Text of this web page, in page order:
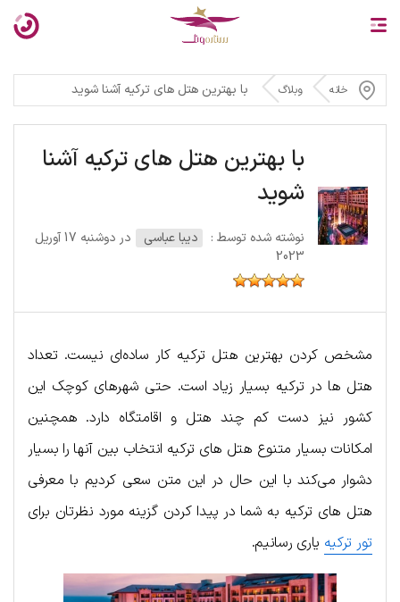
خانه وبلاگ با بهترین هتل های ترکیه آشنا شوید
با بهترین هتل های ترکیه آشنا
شوید
نوشته شده توسط : دیبا عباسی
در دوشنبه 17 آوریل
2023
مشخص کردن بهترین هتل ترکیه کار ساده‌ای نیست. تعداد
هتل ها در ترکیه بسیار زیاد است. حتی شهرهای کوچک این
کشور نیز دست کم چند هتل و اقامتگاه دارد. همچنین
امکانات بسیار متنوع هتل های ترکیه انتخاب بین آنها را بسیار
دشوار می‌کند با این حال در این متن سعی کردیم با معرفی
هتل های ترکیه به شما در پیدا کردن گزینه مورد نظرتان برای
تور ترکیه یاری رسانیم.